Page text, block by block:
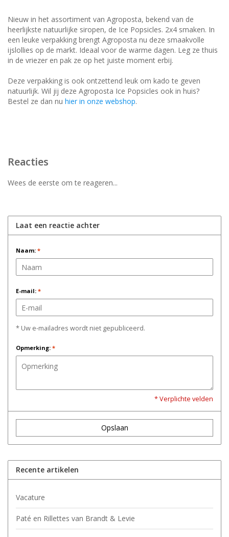
Nieuw in het assortiment van Agroposta, bekend van de
heerlijkste natuurlijke siropen, de Ice Popsicles. 2x4 smaken. In
een leuke verpakking brengt Agroposta nu deze smaakvolle
ijslollies op de markt. Ideaal voor de warme dagen. Leg ze thuis
in de vriezer en pak ze op het juiste moment erbij.
Deze verpakking is ook ontzettend leuk om kado te geven
natuurlijk. Wil jij deze Agroposta Ice Popsicles ook in huis?
Bestel ze dan nu hier in onze webshop.
Reacties
Wees de eerste om te reageren...
Laat een reactie achter
Naam: *
E-mail: *
* Uw e-mailadres wordt niet gepubliceerd.
Opmerking: *
* Verplichte velden
Opslaan
Recente artikelen
Vacature
Paté en Rillettes van Brandt & Levie